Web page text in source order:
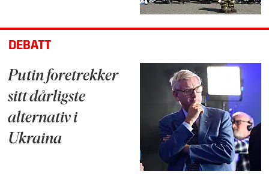
DEBATT
Putin foretrekker
sitt dårligste
alternativ i
Ukraina